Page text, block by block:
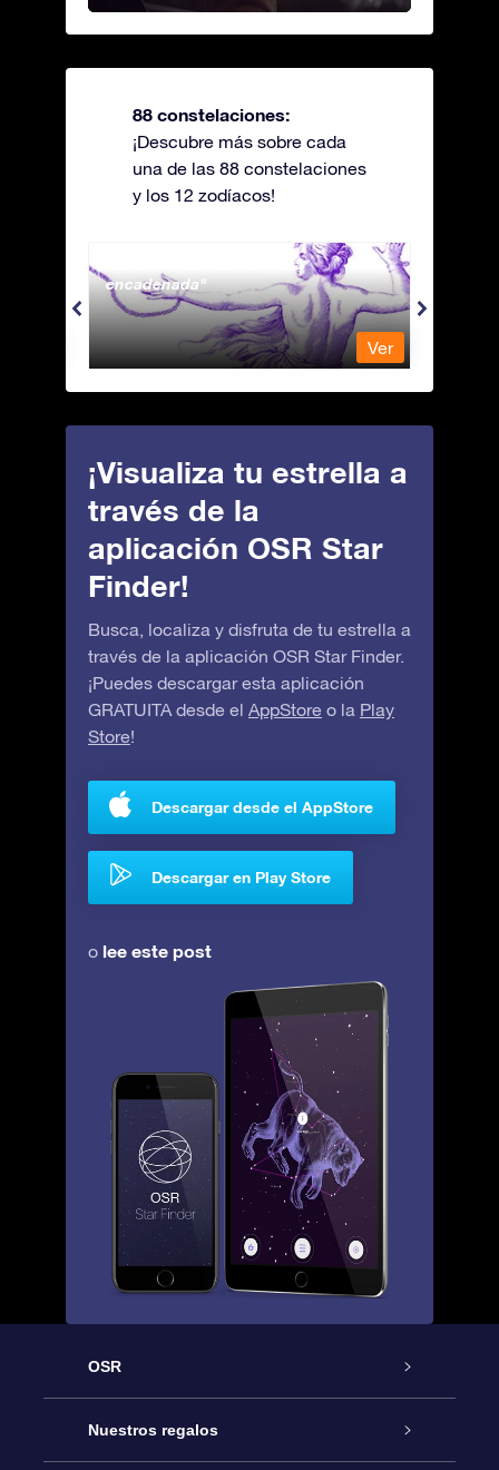
88 constelaciones:
¡Descubre más sobre cada
una de las 88 constelaciones
y los 12 zodíacos!
Andromeda - La princesa
encadenada
Ver
¡Visualiza tu estrella a
través de la
aplicación OSR Star
Finder!
Busca, localiza y disfruta de tu estrella a
través de la aplicación OSR Star Finder.
¡Puedes descargar esta aplicación
GRATUITA desde el AppStore o la Play
Store!
Descargar desde el AppStore
Descargar en Play Store
o lee este post
OSR
Atención
Nuestros regalos